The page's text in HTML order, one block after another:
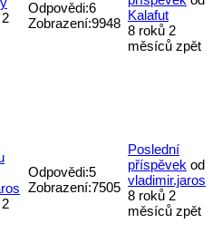
Odpovědi:6
Zobrazení:9948
Kalafut
8 roků 2
měsíců zpět
Odpovědi:5
Zobrazení:7505
Poslední
příspěvek od
vladimir.jaros
8 roků 2
měsíců zpět